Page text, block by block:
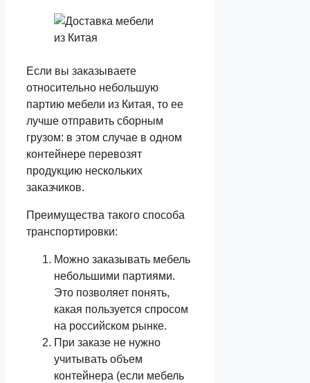
Если вы заказываете
относительно небольшую
партию мебели из Китая, то ее
лучше отправить сборным
грузом: в этом случае в одном
контейнере перевозят
продукцию нескольких
заказчиков.
Преимущества такого способа
транспортировки:
Можно заказывать мебель
небольшими партиями.
Это позволяет понять,
какая пользуется спросом
на российском рынке.
При заказе не нужно
учитывать объем
контейнера (если мебель